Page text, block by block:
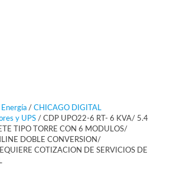
/ CHICAGO DIGITAL
y UPS/ CDP UPO22-6 RT- 6 KVA/ 5.4
TIPO TORRE CON 6 MODULOS/
DOBLE CONVERSION/
COTIZACION DE SERVICIOS DE